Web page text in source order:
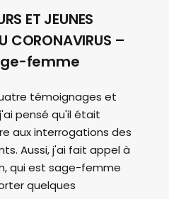
ET JEUNES
CORONAVIRUS –
femme
témoignages et
pensé qu'il était
aux interrogations des
Aussi, j'ai fait appel à
qui est sage-femme
quelques